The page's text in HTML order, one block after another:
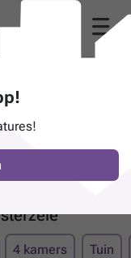
4 kamers Tuin